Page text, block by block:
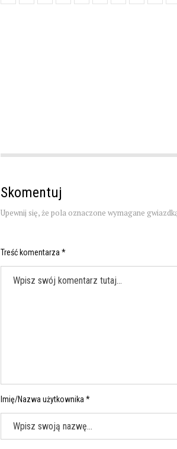
Skomentuj
Upewnij się, że pola oznaczone wymagane
Treść komentarza *
Imię/Nazwa użytkownika *